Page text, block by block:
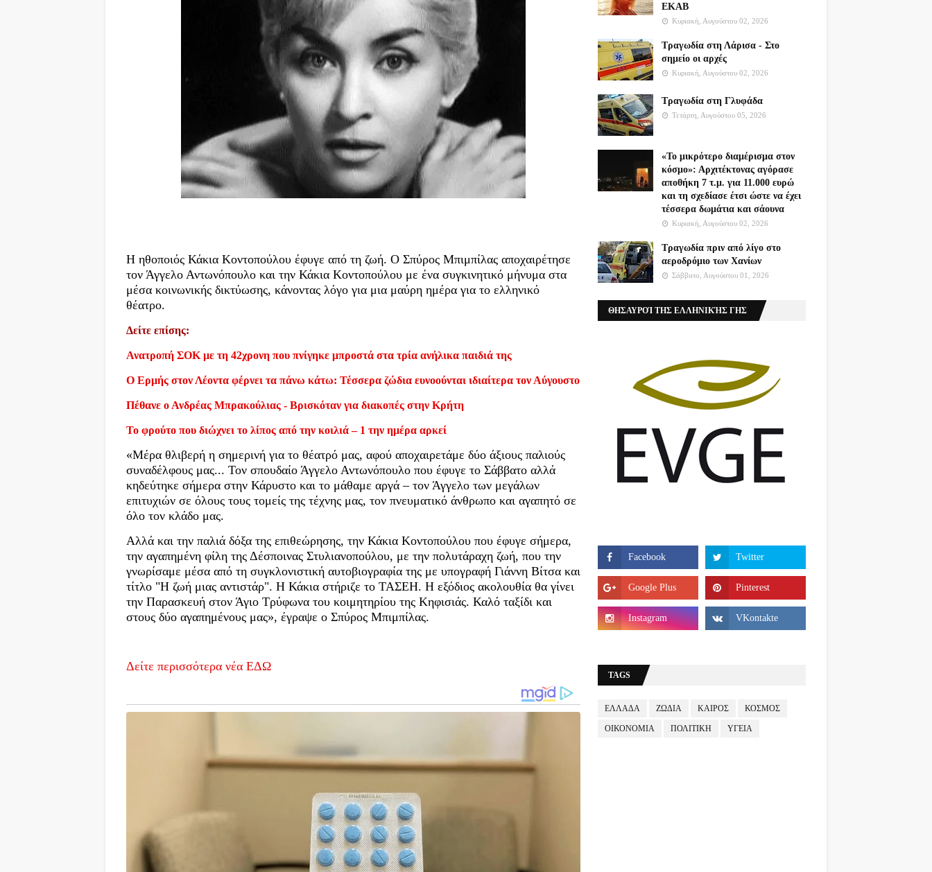
Η ηθοποιός Κάκια Κοντοπούλου έφυγε από τη ζωή. Ο Σπύρος Μπιμπίλας αποχαιρέτησε
τον Άγγελο Αντωνόπουλο και την Κάκια Κοντοπούλου με ένα συγκινητικό μήνυμα στα
μέσα κοινωνικής δικτύωσης, κάνοντας λόγο για μια μαύρη ημέρα για το ελληνικό
θέατρο.
Δείτε επίσης:
Ανατροπή ΣΟΚ με τη 42χρονη που πνίγηκε μπροστά στα τρία ανήλικα παιδιά της
Ο Ερμής στον Λέοντα φέρνει τα πάνω κάτω: Τέσσερα ζώδια ευνοούνται ιδιαίτερα τον Αύγουστο
Πέθανε ο Ανδρέας Μπρακούλιας - Βρισκόταν για διακοπές στην Κρήτη
Το φρούτο που διώχνει το λίπος από την κοιλιά – 1 την ημέρα αρκεί
«Μέρα θλιβερή η σημερινή για το θέατρό μας, αφού αποχαιρετάμε δύο άξιους παλιούς
συναδέλφους μας... Τον σπουδαίο Άγγελο Αντωνόπουλο που έφυγε το Σάββατο αλλά
κηδεύτηκε σήμερα στην Κάρυστο και το μάθαμε αργά – τον Άγγελο των μεγάλων
επιτυχιών σε όλους τους τομείς της τέχνης μας, τον πνευματικό άνθρωπο και αγαπητό σε
όλο τον κλάδο μας.
Αλλά και την παλιά δόξα της επιθεώρησης, την Κάκια Κοντοπούλου που έφυγε σήμερα,
την αγαπημένη φίλη της Δέσποινας Στυλιανοπούλου, με την πολυτάραχη ζωή, που την
γνωρίσαμε μέσα από τη συγκλονιστική αυτοβιογραφία της με υπογραφή Γιάννη Βίτσα και
τίτλο "Η ζωή μιας αντιστάρ". Η Κάκια στήριζε το ΤΑΣΕΗ. Η εξόδιος ακολουθία θα γίνει
την Παρασκευή στον Άγιο Τρύφωνα του κοιμητηρίου της Κηφισιάς. Καλό ταξίδι και
στους δύο αγαπημένους μας», έγραψε ο Σπύρος Μπιμπίλας.
Δείτε περισσότερα νέα ΕΔΩ
ΕΚΑΒ
Κυριακή, Αυγούστου 02, 2026
Τραγωδία στη Λάρισα - Στο
σημείο οι αρχές
Κυριακή, Αυγούστου 02, 2026
Τραγωδία στη Γλυφάδα
Τετάρτη, Αυγούστου 05, 2026
«Το μικρότερο διαμέρισμα στον
κόσμο»: Αρχιτέκτονας αγόρασε
αποθήκη 7 τ.μ. για 11.000 ευρώ
και τη σχεδίασε έτσι ώστε να έχει
τέσσερα δωμάτια και σάουνα
Κυριακή, Αυγούστου 02, 2026
Τραγωδία πριν από λίγο στο
αεροδρόμιο των Χανίων
Σάββατο, Αυγούστου 01, 2026
ΘΗΣΑΥΡΟΊ ΤΗΣ ΕΛΛΗΝΙΚΉΣ ΓΗΣ
TAGS
ΕΛΛΑΔΑ ΖΩΔΙΑ ΚΑΙΡΟΣ ΚΟΣΜΟΣ
ΟΙΚΟΝΟΜΙΑ ΠΟΛΙΤΙΚΗ ΥΓΕΙΑ